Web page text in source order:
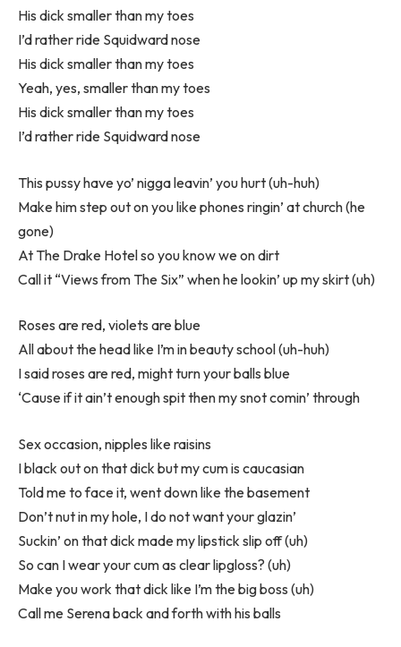
His dick smaller than my toes
I’d rather ride Squidward nose
His dick smaller than my toes
Yeah, yes, smaller than my toes
His dick smaller than my toes
I’d rather ride Squidward nose
This pussy have yo’ nigga leavin’ you hurt (uh-huh)
Make him step out on you like phones ringin’ at church (he
gone)
At The Drake Hotel so you know we on dirt
Call it “Views from The Six” when he lookin’ up my skirt (uh)
Roses are red, violets are blue
All about the head like I’m in beauty school (uh-huh)
I said roses are red, might turn your balls blue
‘Cause if it ain’t enough spit then my snot comin’ through
Sex occasion, nipples like raisins
I black out on that dick but my cum is caucasian
Told me to face it, went down like the basement
Don’t nut in my hole, I do not want your glazin’
Suckin’ on that dick made my lipstick slip off (uh)
So can I wear your cum as clear lipgloss? (uh)
Make you work that dick like I’m the big boss (uh)
Call me Serena back and forth with his balls